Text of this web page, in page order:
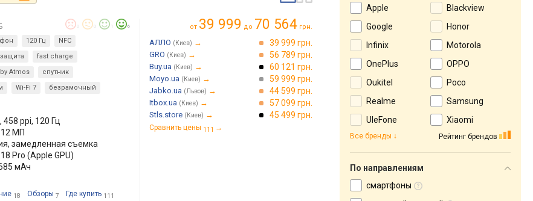
1 6
120 Гц
NFC
fast charge
Atmos
спутник
Wi-Fi 7
безрамочный
458 ppi, 120 Гц
МП
замедленная съемка
Pro (Apple GPU)
мАч
18 Обзоры 7 Где купить 111
от 39 999 до 70 564 грн.
АЛЛО (Киев) → 39 999 грн.
GRO (Киев) → 56 789 грн.
Buy.ua (Киев) → 60 121 грн.
Moyo.ua (Киев) → 59 999 грн.
Jabko.ua (Львов) → 44 599 грн.
Itbox.ua (Киев) → 57 099 грн.
Stls.store (Киев) → 45 499 грн.
Сравнить цены 111 →
Apple
Blackview
Google
Honor
Infinix
Motorola
OnePlus
OPPO
Oukitel
Poco
Realme
Samsung
UleFone
Xiaomi
Рейтинг брендов
Все бренды
По направлениям
смартфоны